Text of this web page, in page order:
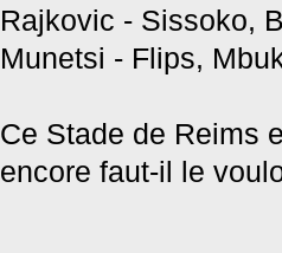
Rajkovic - Sissoko,
Munetsi - Flips,
Ce Stade de Reims
encore faut-il le